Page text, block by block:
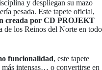
y despliegan su mazo
pesada. Este tapete oficial,
creada por CD PROJEKT
de los Reinos del Norte en todo
funcionalidad, este tapete
más intensas… o convertirse en